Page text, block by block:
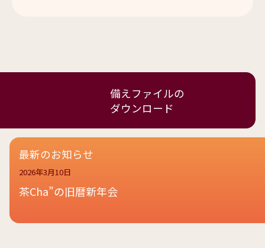
備えファイルの
ダウンロード
最新のお知らせ
2026年3月10日
茶Cha”の旧暦新年会